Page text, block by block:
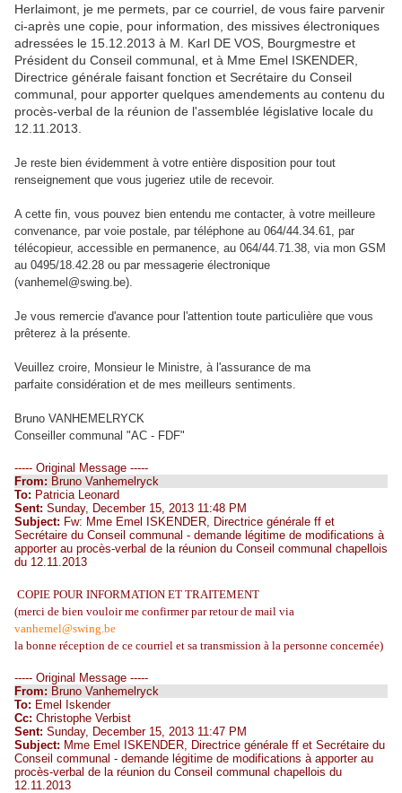
Herlaimont, je me permets, par ce courriel, de vous faire parvenir
ci-après une copie, pour information, des missives électroniques
adressées le 15.12.2013 à M. Karl DE VOS, Bourgmestre et
Président du Conseil communal, et à Mme Emel ISKENDER,
Directrice générale faisant fonction et Secrétaire du Conseil
communal, pour apporter quelques amendements au contenu du
procès-verbal de la réunion de l'assemblée législative locale du
12.11.2013.
Je reste bien évidemment à votre entière disposition pour tout
renseignement que vous jugeriez utile de recevoir.
A cette fin, vous pouvez bien entendu me contacter, à votre meilleure
convenance, par voie postale, par téléphone au 064/44.34.61, par
télécopieur, accessible en permanence, au 064/44.71.38, via mon GSM
au 0495/18.42.28 ou par messagerie électronique
(vanhemel@swing.be).
Je vous remercie d'avance pour l'attention toute particulière que vous
prêterez à la présente.
Veuillez croire, Monsieur le Ministre, à l'assurance de ma
parfaite considération et de mes meilleurs sentiments.
Bruno VANHEMELRYCK
Conseiller communal "AC - FDF"
----- Original Message -----
From: Bruno Vanhemelryck
To: Patricia Leonard
Sent: Sunday, December 15, 2013 11:48 PM
Subject: Fw: Mme Emel ISKENDER, Directrice générale ff et
Secrétaire du Conseil communal - demande légitime de modifications à
apporter au procès-verbal de la réunion du Conseil communal chapellois
du 12.11.2013
COPIE POUR INFORMATION ET TRAITEMENT
(merci de bien vouloir me confirmerpar retour de mail via
vanhemel@swing.be
la bonne réception de ce courriel et sa transmission à la personne concernée)
----- Original Message -----
From: Bruno Vanhemelryck
To: Emel Iskender
Cc: Christophe Verbist
Sent: Sunday, December 15, 2013 11:47 PM
Subject: Mme Emel ISKENDER, Directrice générale ff et Secrétaire du
Conseil communal - demande légitime de modifications à apporter au
procès-verbal de la réunion du Conseil communal chapellois du
12.11.2013